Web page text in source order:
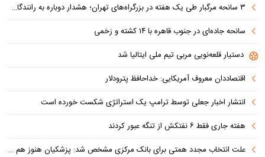
۳ سانحه مرگبار طی یک هفته در بزرگراه‌های تهران؛ هشدار دوباره به رانندگان و عابران
سانحه جاده‌ای در جنوب قاهره با ۱۴ کشته و زخمی
دستیار قلعه‌نویی مربی تیم ملی ایتالیا شد
اقتصاددان معروف آمریکایی: خداحافظ پترودلار
انتشار اخبار جعلی توسط ترامپ یک استراتژی شکست خورده است
هفته جاری فقط ۶ نفتکش از تنگه عبور کردند
علت انتخاب مجدد همتی برای بانک مرکزی مشخص شد: پزشکیان هنوز هم متوجه نشده است چرا همتی استیضاح شد!